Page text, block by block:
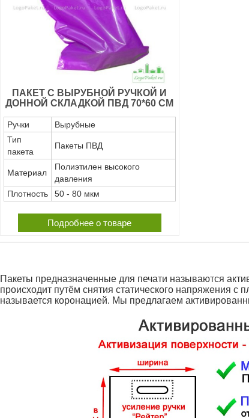
ПАКЕТ С ВЫРУБНОЙ РУЧКОЙ И
ДОННОЙ СКЛАДКОЙ ПВД 70*60 СМ
Ручки
Вырубные
Тип
пакета
Пакеты ПВД
Материал
Полиэтилен высокого
давления
Плотность
50 - 80 мкм
Подробнее о товаре
Пакеты предназначенные для печати называются
происходит путём снятия статического напряжения с
называется коронацией. Мы предлагаем